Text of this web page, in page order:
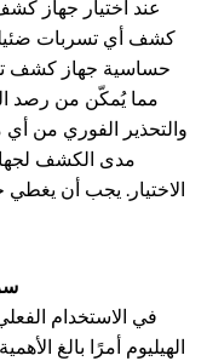
عند اختيار جهاز
كشف أي تسربات
حساسية جهاز كشف
والتحذير الفوري من
مدى الكشف
الاختيار. يجب أن
في الاستخدام
الهيليوم أمرًا بالغ